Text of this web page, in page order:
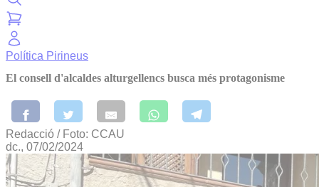
Política Pirineus
El consell d'alcaldes alturgellencs busca més protagonisme
Redacció / Foto: CCAU
dc., 07/02/2024